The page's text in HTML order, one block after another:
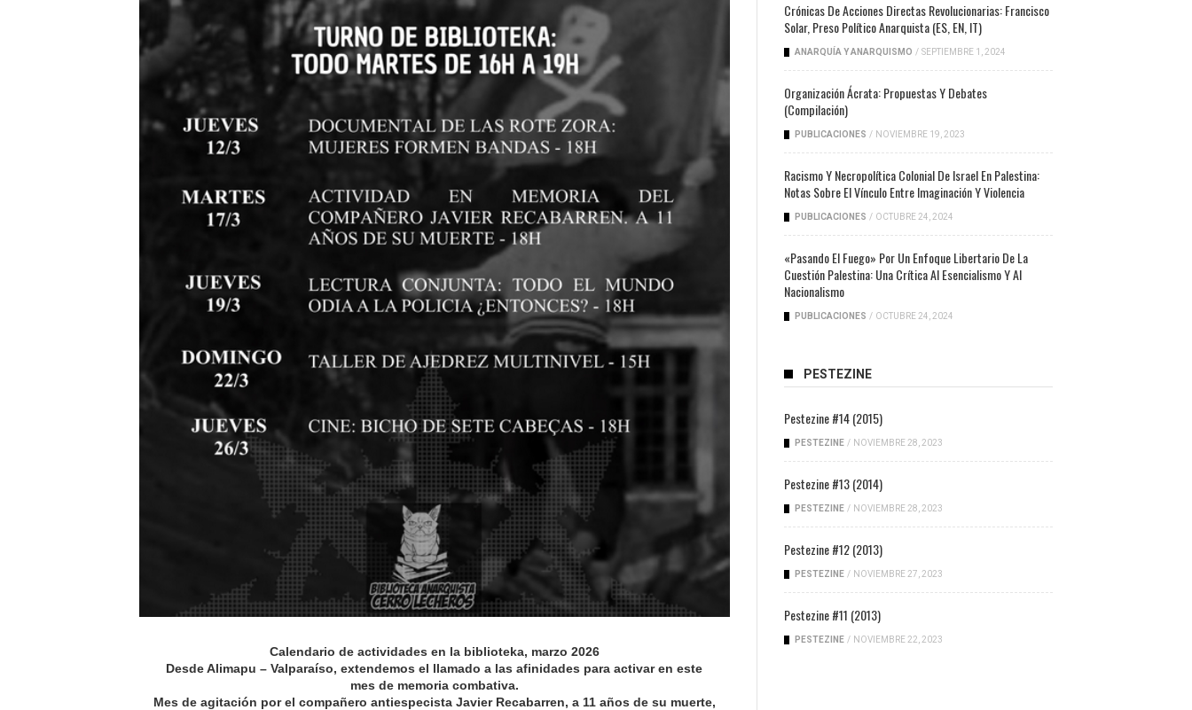
Calendario de actividades en la biblioteka, marzo 2026
Desde Alimapu – Valparaíso, extendemos el llamado a las afinidades para activar en este
mes de memoria combativa.
Mes de agitación por el compañero antiespecista Javier Recabarren, a 11 años de su muerte,
Crónicas De Acciones Directas Revolucionarias: Francisco
Solar, Preso Político Anarquista (ES, EN, IT)
ANARQUÍA Y ANARQUISMO / SEPTIEMBRE 1, 2024
Organización Ácrata: Propuestas Y Debates
(compilación)
PUBLICACIONES / NOVIEMBRE 19, 2023
Racismo Y Necropolítica Colonial De Israel En Palestina:
Notas Sobre El Vínculo Entre Imaginación Y Violencia
PUBLICACIONES / OCTUBRE 24, 2024
«Pasando El Fuego» Por Un Enfoque Libertario De La
Cuestión Palestina: Una Crítica Al Esencialismo Y Al
Nacionalismo
PUBLICACIONES / OCTUBRE 24, 2024
PESTEZINE
Pestezine #14 (2015)
PESTEZINE / NOVIEMBRE 28, 2023
Pestezine #13 (2014)
PESTEZINE / NOVIEMBRE 28, 2023
Pestezine #12 (2013)
PESTEZINE / NOVIEMBRE 27, 2023
Pestezine #11 (2013)
PESTEZINE / NOVIEMBRE 22, 2023